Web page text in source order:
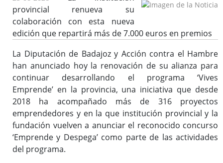
provincial renueva su
colaboración con esta nueva
edición que repartirá más de 7.000 euros en premios
La Diputación de Badajoz y Acción contra el Hambre
han anunciado hoy la renovación de su alianza para
continuar desarrollando el programa ‘Vives
Emprende’ en la provincia, una iniciativa que desde
2018 ha acompañado más de 316 proyectos
emprendedores y en la que institución provincial y la
fundación vuelven a anunciar el reconocido concurso
‘Emprende y Despega’ como parte de las actividades
del programa.